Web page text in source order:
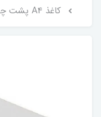
کاغذ A4 پشت چسب دار سفید 100 برگی براق